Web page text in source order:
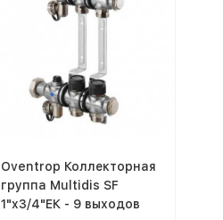
Oventrop Коллекторная
группа Multidis SF
1"x3/4"ЕК - 9 выходов